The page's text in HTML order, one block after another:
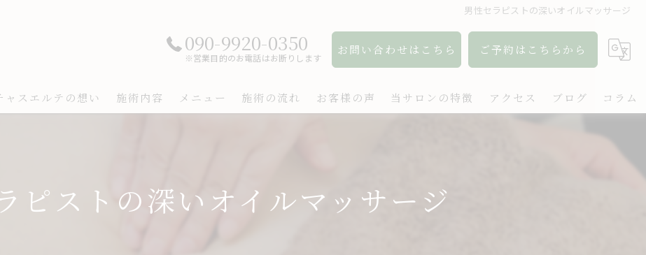
男性セラピストの深いオイルマッサージ
090-9920-0350
※営業目的のお電話はお断りします
お問い合わせはこちら ご予約はこちらから
ャスエルテの想い 施術内容 メニュー 施術の流れ お客様の声 当サロンの特徴
ボディケア
アクセス ブログ コラム
ピストの深いオイルマッサージ